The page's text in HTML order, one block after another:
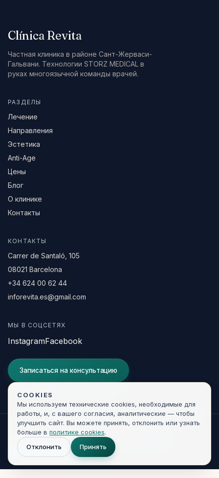
Clínica Revita
Частная клиника в районе Сант-Жерваси-
Гальвани. Технологии STORZ MEDICAL в
руках многоязычной команды врачей.
РАЗДЕЛЫ
Лечение
Направления
Эстетика
Anti-Age
Цены
Блог
О клинике
Контакты
КОНТАКТЫ
Carrer de Santaló, 105
08021 Barcelona
+34 624 00 62 44
inforevita.es@gmail.com
МЫ В СОЦСЕТЯХ
InstagramFacebook
Записаться на консультацию
© 2026 Clínica Revita. Все права защищены.
Правовая информацияКонфиденциальность
Developed byKIR
COOKIES
Мы используем технические cookies, необходимые для
работы, и, с вашего согласия, аналитические — чтобы
улучшить сайт. Вы можете принять, отклонить или узнать
больше в политике cookies.
Отклонить
Принять